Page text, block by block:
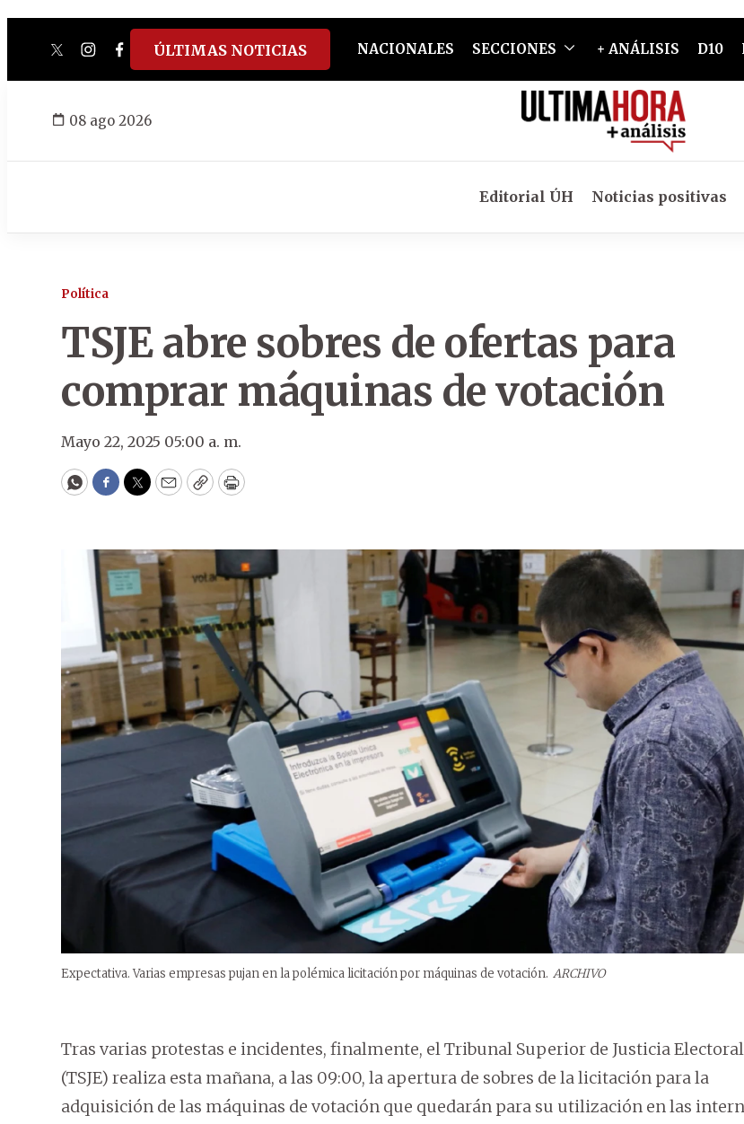
twitterinstagram
facebook
tiktokyoutube
spotify
ÚLTIMAS NOTICIAS NACIONALES SECCIONES + ANÁLISIS D10
08 ago 2026
Editorial ÚH Noticias positivas
Política
TSJE abre sobres de ofertas para
comprar máquinas de votación
Mayo 22, 2025 05:00 a. m.
WhatsApp
Facebook
Twitter
EmailCopyPrint
Expectativa. Varias empresas pujan en la polémica licitación por máquinas de votación. ARCHIVO
Tras varias protestas e incidentes, finalmente, el Tribunal Superior de Justicia Electoral
(TSJE) realiza esta mañana, a las 09:00, la apertura de sobres de la licitación para la
adquisición de las máquinas de votación que quedarán para su utilización en las